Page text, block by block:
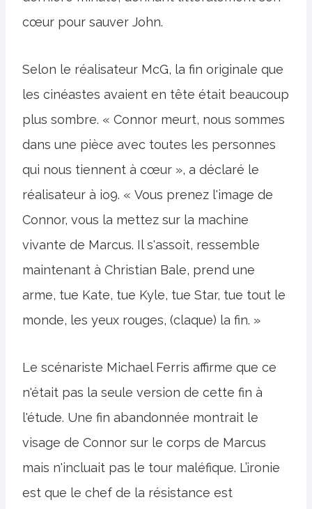
cœur pour sauver John.
Selon le réalisateur McG, la fin originale que
les cinéastes avaient en tête était beaucoup
plus sombre. « Connor meurt, nous sommes
dans une pièce avec toutes les personnes
qui nous tiennent à cœur », a déclaré le
réalisateur à io9. « Vous prenez l'image de
Connor, vous la mettez sur la machine
vivante de Marcus. Il s'assoit, ressemble
maintenant à Christian Bale, prend une
arme, tue Kate, tue Kyle, tue Star, tue tout le
monde, les yeux rouges, (claque) la fin. »
Le scénariste Michael Ferris affirme que ce
n'était pas la seule version de cette fin à
l'étude. Une fin abandonnée montrait le
visage de Connor sur le corps de Marcus
mais n'incluait pas le tour maléfique. L’ironie
est que le chef de la résistance est